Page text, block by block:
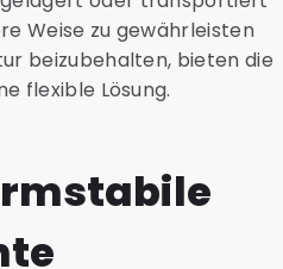
Weise zu gewährleisten
beizubehalten, bieten die
flexible Lösung.